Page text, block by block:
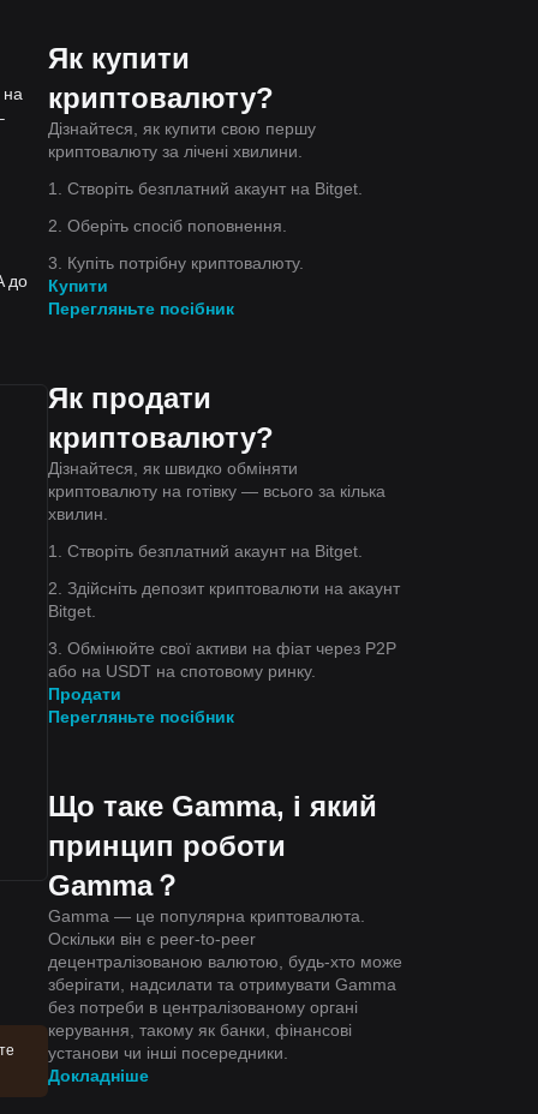
на
до
Як купити
криптовалюту?
Дізнайтеся, як купити свою першу
криптовалюту за лічені хвилини.
1. Створіть безплатний акаунт на Bitget.
2. Оберіть спосіб поповнення.
3. Купіть потрібну криптовалюту.
Купити
Перегляньте посібник
Як продати
криптовалюту?
Дізнайтеся, як швидко обміняти
криптовалюту на готівку — всього за кілька
хвилин.
1. Створіть безплатний акаунт на Bitget.
2. Здійсніть депозит криптовалюти на акаунт
Bitget.
3. Обмінюйте свої активи на фіат через P2P
або на USDT на спотовому ринку.
Продати
Перегляньте посібник
Що таке Gamma, і який
принцип роботи
Gamma？
Gamma — це популярна криптовалюта.
Оскільки він є peer-to-peer
децентралізованою валютою, будь-хто може
зберігати, надсилати та отримувати Gamma
без потреби в централізованому органі
керування, такому як банки, фінансові
установи чи інші посередники.
Докладніше